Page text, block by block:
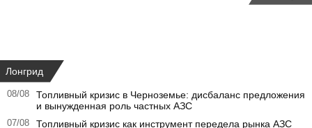
Лонгрид
08/08
Топливный кризис в Черноземье: дисбаланс предложения
и вынужденная роль частных АЗС
07/08 Топливный кризис как инструмент передела рынка АЗС